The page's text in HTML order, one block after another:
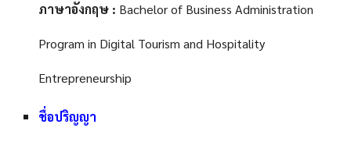
ภาษาอังกฤษ : Bachelor of Business Administration
Program in Digital Tourism and Hospitality
Entrepreneurship
ชื่อปริญญา